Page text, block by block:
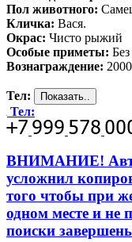
Пол животного:
Кличка: Вася.
Окрас: Чисто рыжий
Особые приметы:
Вознаграждение:
Тел:
Тел:
ВНИМАНИЕ!
усложнил
того чтобы при
одном месте и не
поиски